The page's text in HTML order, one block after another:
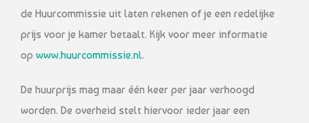
de Huurcommissie uit laten rekenen of je een redelijke
prijs voor je kamer betaalt. Kijk voor meer informatie
op www.huurcommissie.nl.
De huurprijs mag maar één keer per jaar verhoogd
worden. De overheid stelt hiervoor ieder jaar een